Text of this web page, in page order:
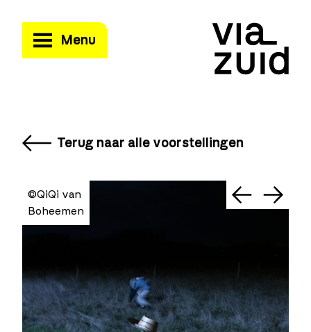
Menu
Terug naar alle voorstellingen
©QiQi van
Boheemen